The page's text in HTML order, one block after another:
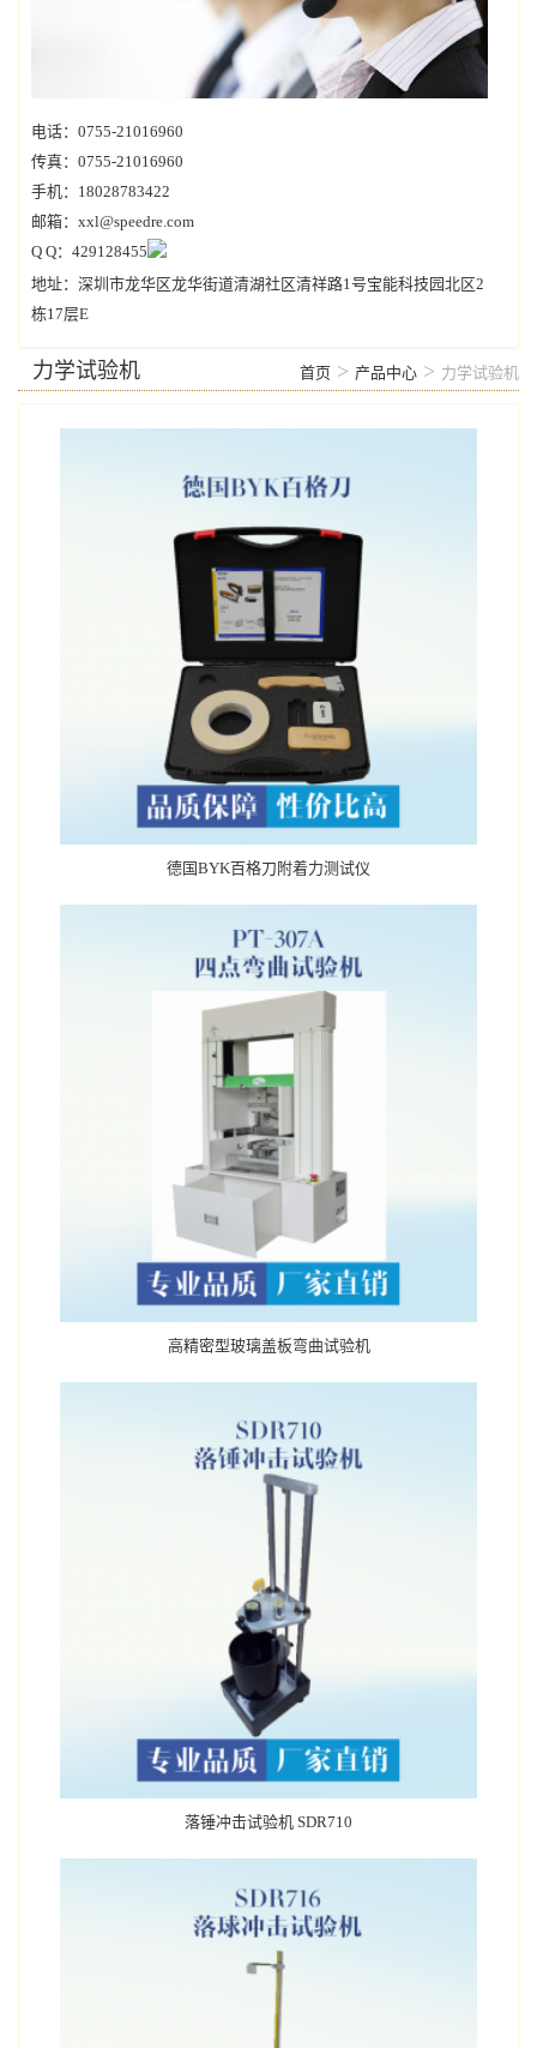
电话：0755-21016960
传真：0755-21016960
手机：18028783422
邮箱：xxl@speedre.com
Q Q：429128455
地址：深圳市龙华区龙华街道清湖社区清祥路1号宝能科技园北区2
栋17层E
力学试验机 首页 > 产品中心 > 力学试验机
德国BYK百格刀附着力测试仪
高精密型玻璃盖板弯曲试验机
落锤冲击试验机 SDR710